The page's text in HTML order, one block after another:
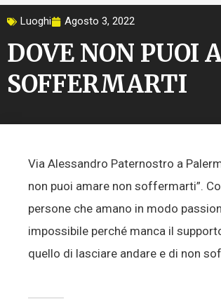
Luoghi Agosto 3, 2022
DOVE NON PUOI
SOFFERMARTI
Via Alessandro Paternostro a
non puoi amare non soffermarti”.
persone che amano in modo
impossibile perché manca il
quello di lasciare andare e di non